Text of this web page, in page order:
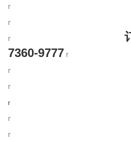
r
r
r
7360-9777 r
r
r
r
r
r
订购电